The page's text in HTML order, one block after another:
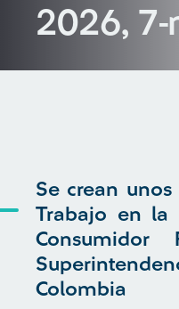
2026, 7-
Se crean
Trabajo en la
Colombia